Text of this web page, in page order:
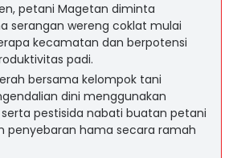
petani Magetan diminta
serangan wereng coklat mulai
kecamatan dan berpotensi
padi.
bersama kelompok tani
dini menggunakan
pestisida nabati buatan petani
penyebaran hama secara ramah